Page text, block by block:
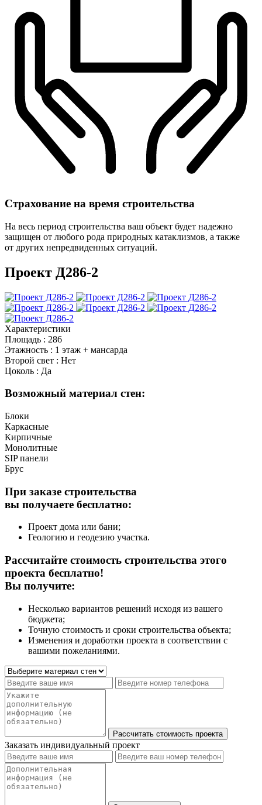
Страхование на время строительства
На весь период строительства ваш объект будет надежно
защищен от любого рода природных катаклизмов, а также
от других непредвиденных ситуаций.
Проект Д286-2
Характеристики
Площадь : 286
Этажность : 1 этаж + мансарда
Второй свет : Нет
Цоколь : Да
Возможный материал стен:
Блоки
Каркасные
Кирпичные
Монолитные
SIP панели
Брус
При заказе строительства
вы получаете бесплатно:
Проект дома или бани;
Геологию и геодезию участка.
Рассчитайте стоимость строительства этого
проекта бесплатно!
Вы получите:
Несколько вариантов решений исходя из вашего
бюджета;
Точную стоимость и сроки строительства объекта;
Изменения и доработки проекта в соответствии с
вашими пожеланиями.
Заказать индивидуальный проект